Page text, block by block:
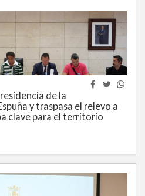
de la
y traspasa el relevo a
clave para el territorio